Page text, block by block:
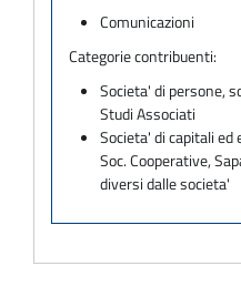
Comunicazioni
Categorie contribuenti:
Societa' di persone,
Studi Associati
Societa' di capitali ed
Soc. Cooperative,
diversi dalle societa'